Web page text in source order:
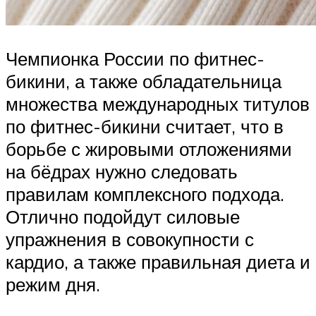
Чемпионка России по фитнес-
бикини, а также обладательница
множества международных титулов
по фитнес-бикини считает, что в
борьбе с жировыми отложениями
на бёдрах нужно следовать
правилам комплексного подхода.
Отлично подойдут силовые
упражнения в совокупности с
кардио, а также правильная диета и
режим дня.